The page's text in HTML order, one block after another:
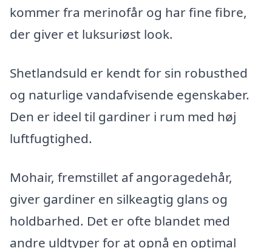
kommer fra merinofår og har fine fibre,
der giver et luksuriøst look.
Shetlandsuld er kendt for sin robusthed
og naturlige vandafvisende egenskaber.
Den er ideel til gardiner i rum med høj
luftfugtighed.
Mohair, fremstillet af angoragedehår,
giver gardiner en silkeagtig glans og
holdbarhed. Det er ofte blandet med
andre uldtyper for at opnå en optimal